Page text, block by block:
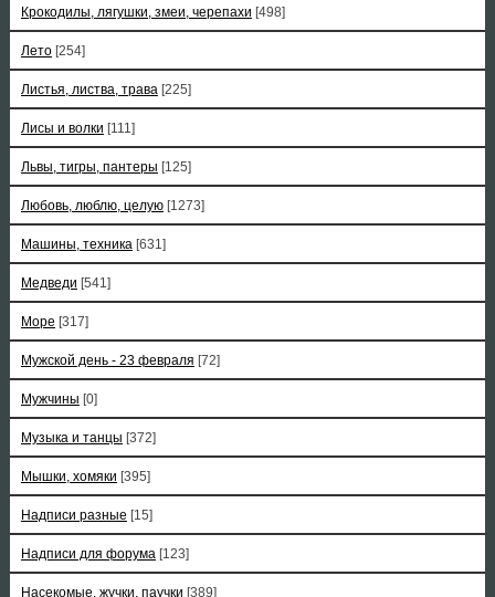
Крокодилы, лягушки, змеи, черепахи [498]
Лето [254]
Листья, листва, трава [225]
Лисы и волки [111]
Львы, тигры, пантеры [125]
Любовь, люблю, целую [1273]
Машины, техника [631]
Медведи [541]
Море [317]
Мужской день - 23 февраля [72]
Мужчины [0]
Музыка и танцы [372]
Мышки, хомяки [395]
Надписи разные [15]
Надписи для форума [123]
Насекомые, жучки, паучки [389]